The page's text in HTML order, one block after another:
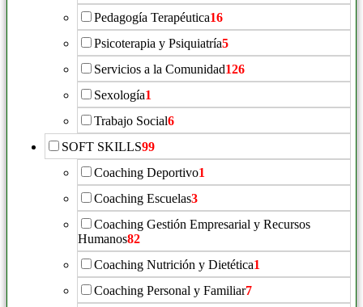
Pedagogía Terapéutica16
Psicoterapia y Psiquiatría5
Servicios a la Comunidad126
Sexología1
Trabajo Social6
SOFT SKILLS99
Coaching Deportivo1
Coaching Escuelas3
Coaching Gestión Empresarial y Recursos
Humanos82
Coaching Nutrición y Dietética1
Coaching Personal y Familiar7